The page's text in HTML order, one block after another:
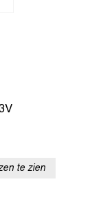
te zien